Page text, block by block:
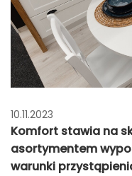
10.11.2023
Komfort stawia na
asortymentem
warunki